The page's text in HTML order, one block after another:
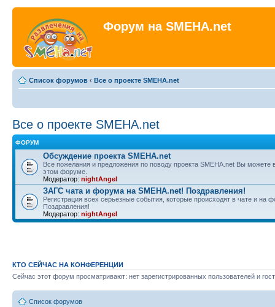
Форум на SMEHA.net
Список форумов ‹ Все о проекте SMEHA.net
Все о проекте SMEHA.net
ФОРУМ
Обсуждение проекта SMEHA.net
Все пожелания и предложения по поводу проекта SMEHA.net Вы можете
этом форуме.
Модератор: nightAngel
ЗАГС чата и форума на SMEHA.net! Поздравления!
Регистрация всех серьезные события, которые происходят в чате и на
Поздравления!
Модератор: nightAngel
КТО СЕЙЧАС НА КОНФЕРЕНЦИИ
Сейчас этот форум просматривают: нет зарегистрированных пользователей и
Список форумов